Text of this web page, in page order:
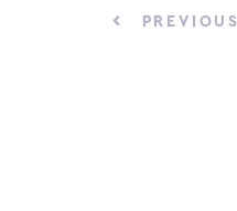
PREVIOUS